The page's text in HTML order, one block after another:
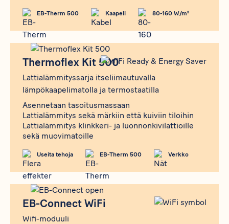
EB-Therm 500 Kaapeli 80-160 W/m²
Produkt
Thermoflex Kit 500
Lattialämmityssarja itseliimautuvalla
lämpökaapelimatolla ja termostaatilla
Asennetaan tasoitusmassaan
Lattialämmitys sekä märkiin että kuiviin tiloihin
Lattialämmitys klinkkeri- ja luonnonkivilattioille
sekä muovimatoille
Useita tehoja EB-Therm 500 Verkko
Thermoflex Kit 500
Produkt
EB-Connect WiFi
Wifi-moduuli
EB-Connect WiFi